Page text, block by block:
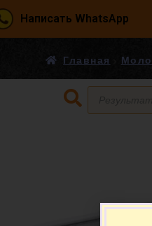
Написать WhatsApp
Главная